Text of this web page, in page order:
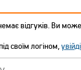
відгуків. Ви
своїм логіном,